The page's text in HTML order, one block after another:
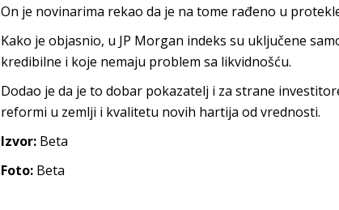
On je novinarima rekao da je na tome rađeno u
Kako je objasnio, u JP Morgan indeks su uključene
kredibilne i koje nemaju problem sa likvidnošću.
Dodao je da je to dobar pokazatelj i za strane
reformi u zemlji i kvalitetu novih hartija od vrednosti.
Izvor: Beta
Foto: Beta